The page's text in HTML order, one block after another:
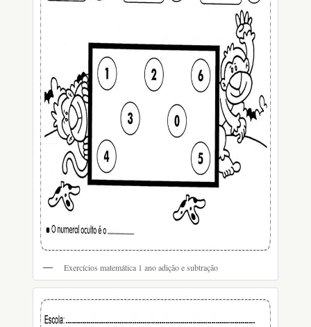
Exercícios matemática 1 ano adição e subtração